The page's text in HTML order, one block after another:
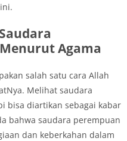
Agama
salah satu cara Allah
Melihat saudara
bisa diartikan sebagai kabar
bahwa saudara perempuan
dan keberkahan dalam